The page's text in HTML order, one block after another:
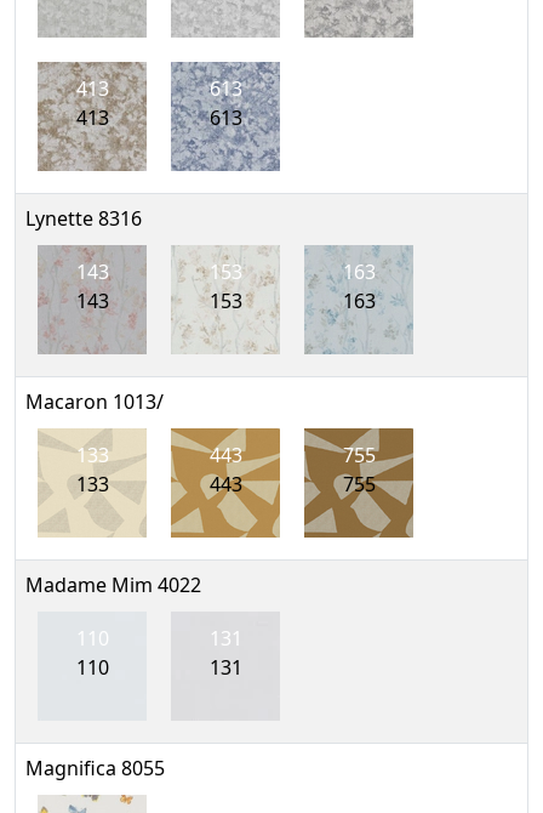
413
413
613
613
Lynette 8316
143
143
153
153
163
163
Macaron 1013/
133
133
443
443
755
755
Madame Mim 4022
110
110
131
131
Magnifica 8055